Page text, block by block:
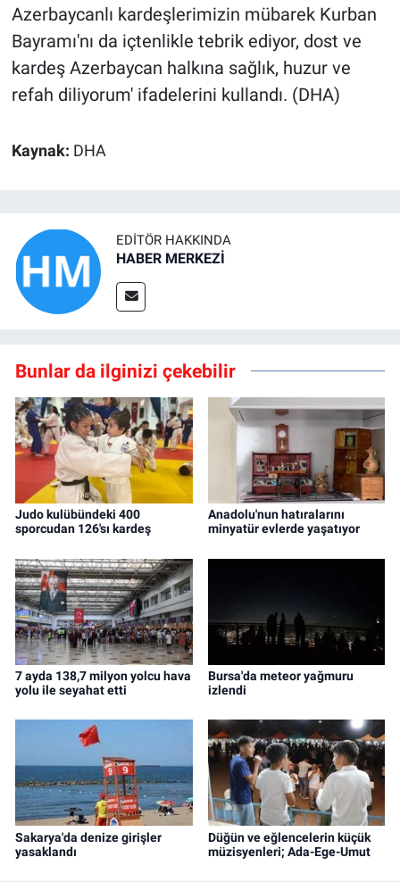
Azerbaycanlı kardeşlerimizin mübarek Kurban
Bayramı'nı da içtenlikle tebrik ediyor, dost ve
kardeş Azerbaycan halkına sağlık, huzur ve
refah diliyorum' ifadelerini kullandı. (DHA)
Kaynak: DHA
EDITÖR HAKKINDA
HABER MERKEZİ
Bunlar da ilginizi çekebilir
Judo kulübündeki 400
sporcudan 126'sı kardeş
Anadolu'nun hatıralarını
minyatür evlerde yaşatıyor
7 ayda 138,7 milyon yolcu hava
yolu ile seyahat etti
Bursa'da meteor yağmuru
izlendi
Sakarya'da denize girişler
yasaklandı
Düğün ve eğlencelerin küçük
müzisyenleri; Ada-Ege-Umut